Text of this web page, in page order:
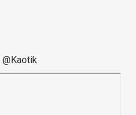
@Kaotik